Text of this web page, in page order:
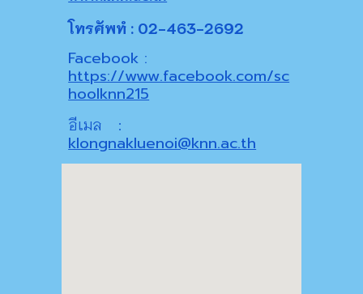
โทรศัพทํ : 02-463-2692
Facebook :
https://www.facebook.com/sc
hoolknn215
อีเมล :
klongnakluenoi@knn.ac.th